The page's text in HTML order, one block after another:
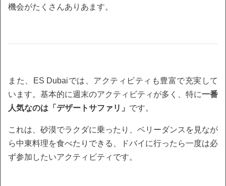
機会がたくさんありあます。
また、ES Dubaiでは、アクティビティも豊富で充実して
います。基本的に週末のアクティビティが多く、特に一番
人気なのは「デザートサファリ」 です。
これは、砂漠でラクダに乗ったり、ベリーダンスを見なが
ら中東料理を食べたりできる、ドバイに行ったら一度は必
ず参加したいアクティビティです。